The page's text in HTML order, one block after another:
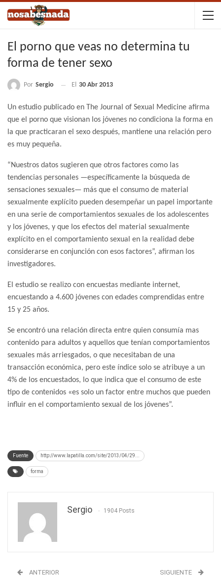
El porno que veas no determina tu
forma de tener sexo
Por Sergio El 30 Abr 2013
Un estudio publicado en The Journal of Sexual Medicine afirma
que el porno que visionan los jóvenes no condiciona la forma en
la que practicaran el sexo después, mantiene una relación pero
es muy pequeña.
“Nuestros datos sugieren que otros factores como las
tendencias personales —específicamente la búsqueda de
sensaciones sexuales— más que el consumo de material
sexualmente explícito pueden desempeñar un papel importante
en una serie de comportamientos sexuales de los adolescentes
y los jóvenes, y que los efectos del material sexualmente
explícito en el comportamiento sexual en la realidad debe
considerarse en conjunción con esos factores”, afirman los
investigadores.
El estudio se realizo con encuestas mediante internet,
encuestando a 4.600 jóvenes con edades comprendidas entre
15 y 25 años.
Se encontró una relación directa entre quien consumía mas
contenido para adultos y aquellos que tenían comportamientos
sexuales más arriesgados, o que necesitaban de una
transacción económica, pero este índice solo se atribuye a un
4% de los encuestados, lo que indica que el consumo de este
tipo de contenidos «es solo un factor entre muchos que pueden
influir en el comportamiento sexual de los jóvenes”.
Fuente http://www.lapatilla.com/site/2013/04/29...
forma
Sergio 1904 Posts
ANTERIOR SIGUIENTE